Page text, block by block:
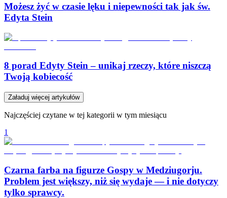
Możesz żyć w czasie lęku i niepewności tak jak św.
Edyta Stein
8 porad Edyty Stein – unikaj rzeczy, które niszczą
Twoją kobiecość
Załaduj więcej artykułów
Najczęściej czytane w tej kategorii w tym miesiącu
1
Czarna farba na figurze Gospy w Medziugorju.
Problem jest większy, niż się wydaje — i nie dotyczy
tylko sprawcy.